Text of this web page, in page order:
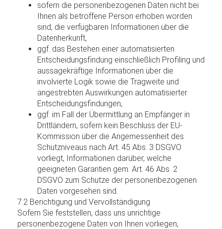
sofern die personenbezogenen Daten nicht bei
Ihnen als betroffene Person erhoben worden
sind, die verfügbaren Informationen über die
Datenherkunft,
ggf. das Bestehen einer automatisierten
Entscheidungsfindung einschließlich Profiling und
aussagekräftige Informationen über die
involvierte Logik sowie die Tragweite und
angestrebten Auswirkungen automatisierter
Entscheidungsfindungen,
ggf. im Fall der Übermittlung an Empfänger in
Drittländern, sofern kein Beschluss der EU-
Kommission über die Angemessenheit des
Schutzniveaus nach Art. 45 Abs. 3 DSGVO
vorliegt, Informationen darüber, welche
geeigneten Garantien gem. Art. 46 Abs. 2
DSGVO zum Schutze der personenbezogenen
Daten vorgesehen sind.
7.2 Berichtigung und Vervollständigung
Sofern Sie feststellen, dass uns unrichtige
personenbezogene Daten von Ihnen vorliegen,